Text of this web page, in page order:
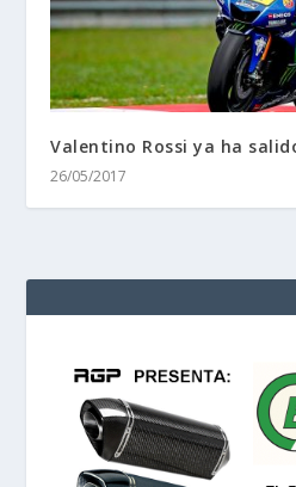
Valentino Rossi ya ha
26/05/2017